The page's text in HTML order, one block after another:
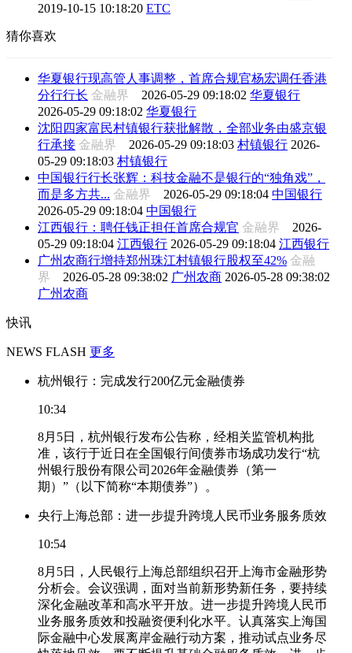
2019-10-15 10:18:20 ETC
猜你喜欢
华夏银行现高管人事调整，首席合规官杨宏调任香港
分行行长 金融界 2026-05-29 09:18:02 华夏银行
2026-05-29 09:18:02 华夏银行
沈阳四家富民村镇银行获批解散，全部业务由盛京银
行承接 金融界 2026-05-29 09:18:03 村镇银行 2026-
05-29 09:18:03 村镇银行
中国银行行长张辉：科技金融不是银行的“独角戏”，
而是多方共... 金融界 2026-05-29 09:18:04 中国银行
2026-05-29 09:18:04 中国银行
江西银行：聘任钱正担任首席合规官 金融界 2026-
05-29 09:18:04 江西银行 2026-05-29 09:18:04 江西银行
广州农商行增持郑州珠江村镇银行股权至42% 金融
界 2026-05-28 09:38:02 广州农商 2026-05-28 09:38:02
广州农商
快讯
NEWS FLASH 更多
杭州银行：完成发行200亿元金融债券
10:34
8月5日，杭州银行发布公告称，经相关监管机构批
准，该行于近日在全国银行间债券市场成功发行“杭
州银行股份有限公司2026年金融债券（第一
期）”（以下简称“本期债券”）。
央行上海总部：进一步提升跨境人民币业务服务质效
10:54
8月5日，人民银行上海总部组织召开上海市金融形势
分析会。会议强调，面对当前新形势新任务，要持续
深化金融改革和高水平开放。进一步提升跨境人民币
业务服务质效和投融资便利化水平。认真落实上海国
际金融中心发展离岸金融行动方案，推动试点业务尽